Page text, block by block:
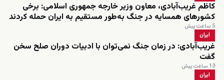
کاظم غریب‌آبادی، معاون وزیر خارجه جمهوری اسلامی: برخی
کشورهای همسایه در جنگ به‌طور مستقیم به ایران حمله کردند
5 ساعت پیش
ایران
غریب‌آبادی: در زمان جنگ نمی‌توان با ادبیات دوران صلح سخن
گفت
13 ساعت پیش
ایران